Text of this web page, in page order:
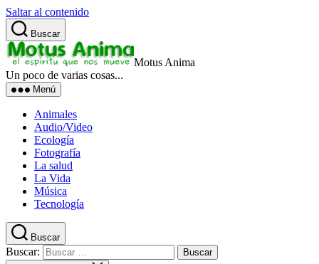
Saltar al contenido
Buscar
Motus Anima
Un poco de varias cosas...
Menú
Animales
Audio/Video
Ecología
Fotografía
La salud
La Vida
Música
Tecnología
Buscar
Buscar: